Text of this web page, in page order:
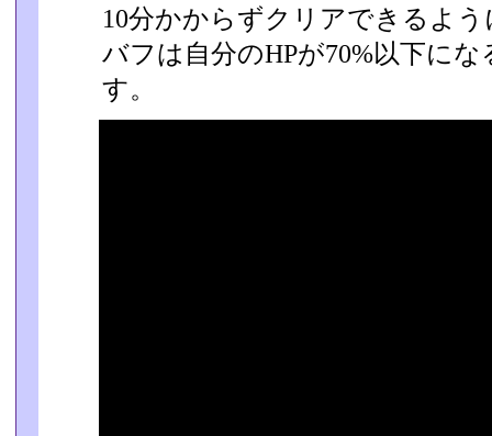
10分かからずクリアできるよ
バフは自分のHPが70%以下に
す。